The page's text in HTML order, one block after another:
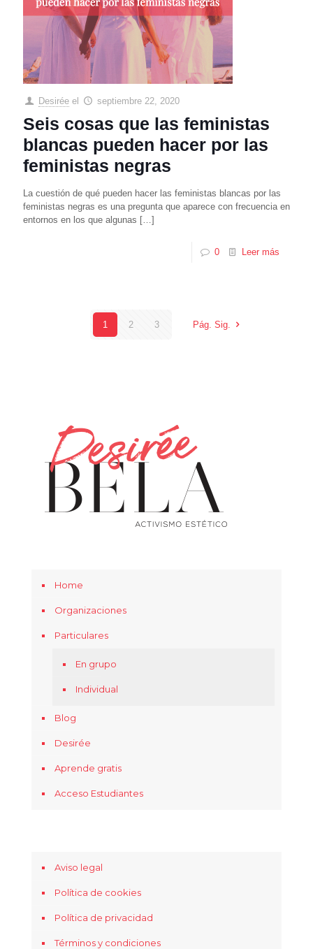
Desirée el septiembre 22, 2020
Seis cosas que las feministas
blancas pueden hacer por las
feministas negras
La cuestión de qué pueden hacer las feministas blancas por las
feministas negras es una pregunta que aparece con frecuencia en
entornos en los que algunas […]
0 Leer más
1 2 3 Pág. Sig.
Home
Organizaciones
Particulares
En grupo
Individual
Blog
Desirée
Aprende gratis
Acceso Estudiantes
Aviso legal
Política de cookies
Política de privacidad
Términos y condiciones